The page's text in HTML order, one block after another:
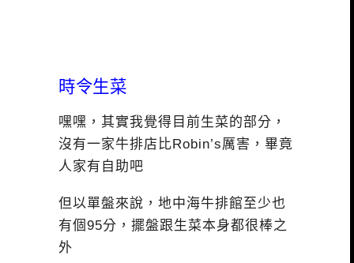
時令生菜
嘿嘿，其實我覺得目前生菜的部分，
沒有一家牛排店比Robin’s厲害，畢竟
人家有自助吧
但以單盤來說，地中海牛排館至少也
有個95分，擺盤跟生菜本身都很棒之
外